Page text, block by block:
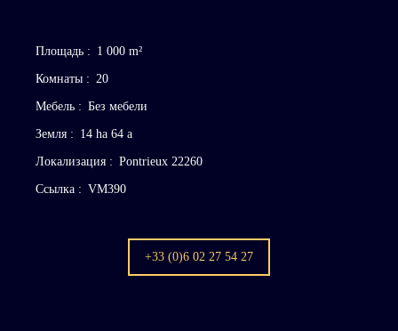
Площадь : 1 000 m²
Комнаты : 20
Мебель : Без мебели
Земля : 14 ha 64 a
Локализация : Pontrieux 22260
Ссылка : VM390
+33 (0)6 02 27 54 27